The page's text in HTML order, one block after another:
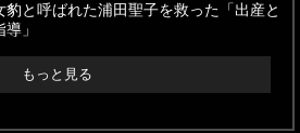
豹と呼ばれた浦田聖子を救った「出産と
」
もっと見る